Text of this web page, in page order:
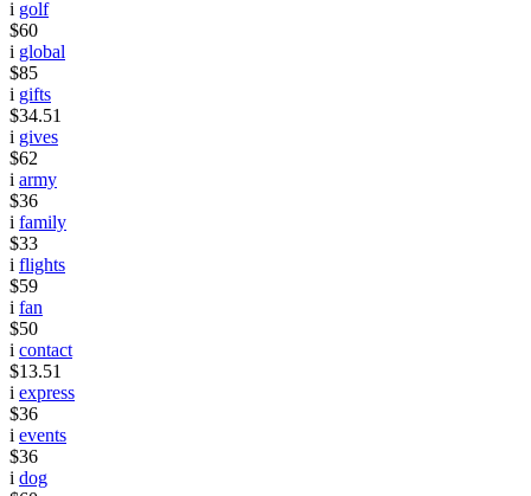
i golf
$60
i global
$85
i gifts
$34.51
i gives
$62
i army
$36
i family
$33
i flights
$59
i fan
$50
i contact
$13.51
i express
$36
i events
$36
i dog